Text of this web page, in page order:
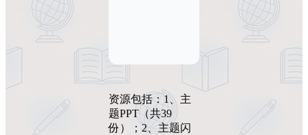
资源包括：1、主
题PPT（共39
份）；2、主题闪